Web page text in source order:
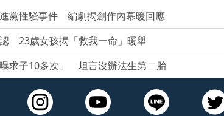
進黨性騷事件 編劇揭創作內幕暖回應
23歲女孩揭「救我一命」暖舉
求子10多次」 坦言沒辦法生第二胎